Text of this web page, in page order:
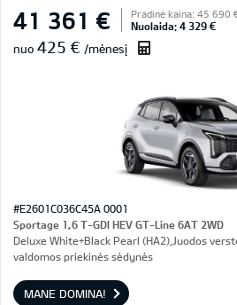
41 361 € Pradinė kaina: 45 690
Nuolaida: 4 329 €
nuo 425 € /mėnesį
#E2601C036C45A 0001
Sportage 1,6 T-GDI HEV GT-Line 6AT 2WD
Deluxe White+Black Pearl (HA2),Juodos
valdomos priekinės sėdynės
MANE DOMINA!